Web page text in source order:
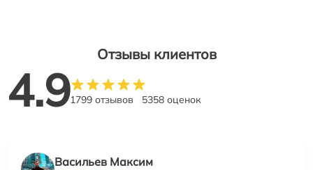
Отзывы клиентов
4.91799 отзывов 5358 оценок
Васильев Максим